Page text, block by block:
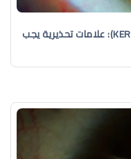
أعراض القرنية المخروطية (KERATOCONUS): علامات تحذيرية يجب